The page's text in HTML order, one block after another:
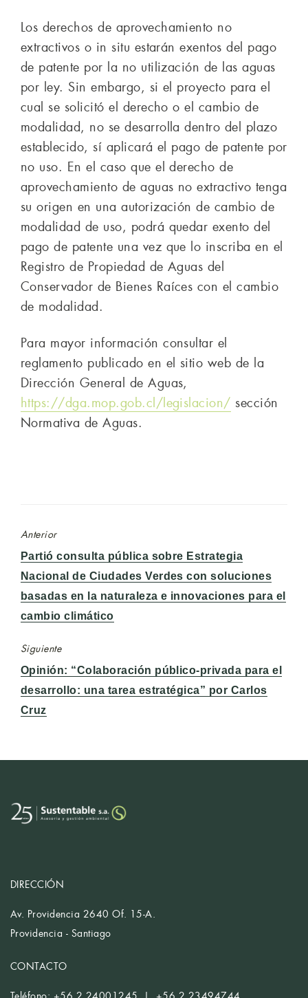
Los derechos de aprovechamiento no
extractivos o in situ estarán exentos del pago
de patente por la no utilización de las aguas
por ley. Sin embargo, si el proyecto para el
cual se solicitó el derecho o el cambio de
modalidad, no se desarrolla dentro del plazo
establecido, sí aplicará el pago de patente por
no uso. En el caso que el derecho de
aprovechamiento de aguas no extractivo tenga
su origen en una autorización de cambio de
modalidad de uso, podrá quedar exento del
pago de patente una vez que lo inscriba en el
Registro de Propiedad de Aguas del
Conservador de Bienes Raíces con el cambio
de modalidad.
Para mayor información consultar el
reglamento publicado en el sitio web de la
Dirección General de Aguas,
https://dga.mop.gob.cl/legislacion/ sección
Normativa de Aguas.
Anterior
Entrada
anterior:
Partió consulta pública sobre Estrategia
Nacional de Ciudades Verdes con soluciones
basadas en la naturaleza e innovaciones para el
cambio climático
Siguiente
Entrada
siguiente:
Opinión: “Colaboración público-privada para el
desarrollo: una tarea estratégica” por Carlos
Cruz
DIRECCIÓN
Av. Providencia 2640 Of. 15-A.
Providencia - Santiago
CONTACTO